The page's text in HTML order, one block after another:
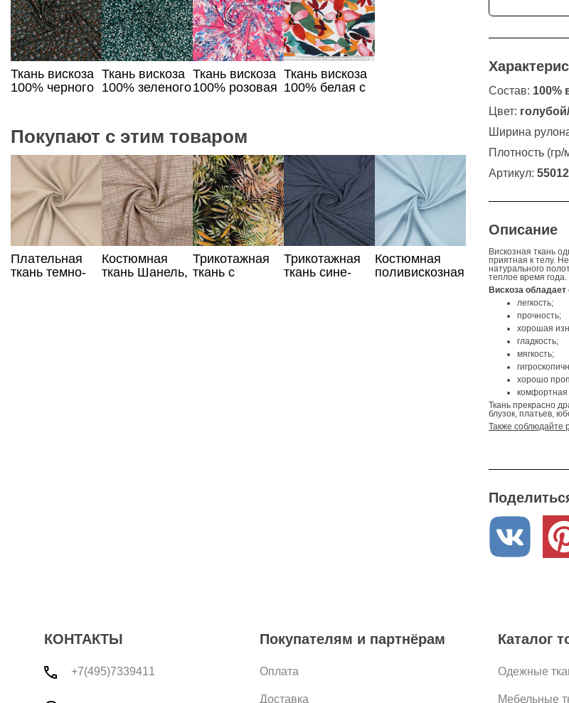
Состав: 100%
Цвет:
Ширина
Плотность (гр/
Артикул:
Описание
Вискозная ткань
приятная к телу.
натурального
теплое время года.
Вискоза
легкость;
прочность;
хорошая
гладкость;
мягкость;
хорошо
комфортная
Ткань прекрасно
блузок, платьев,
Также соблюдайте
Ткань вискоза
100% черного
принтом
Ткань вискоза
100% зеленого
Ткань вискоза
100% розовая
цветами
Ткань вискоза
100% белая с
Покупают с этим товаром
Плательная
ткань темно-
Костюмная
ткань Шанель,
Трикотажная
ткань с
Трикотажная
ткань сине-
Костюмная
поливискозная
КОНТАКТЫ
+7(495)7339411
Покупателям и партнёрам
Оплата
Доставка
Каталог
Одежные
Мебельные